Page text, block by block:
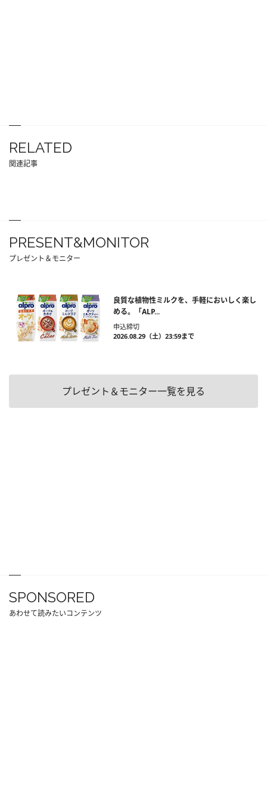
RELATED
関連記事
PRESENT&MONITOR
プレゼント＆モニター
良質な植物性ミルクを、手軽においしく楽し
める。「ALP...
申込締切
2026.08.29（土）23:59まで
プレゼント＆モニター一覧を見る
SPONSORED
あわせて読みたいコンテンツ